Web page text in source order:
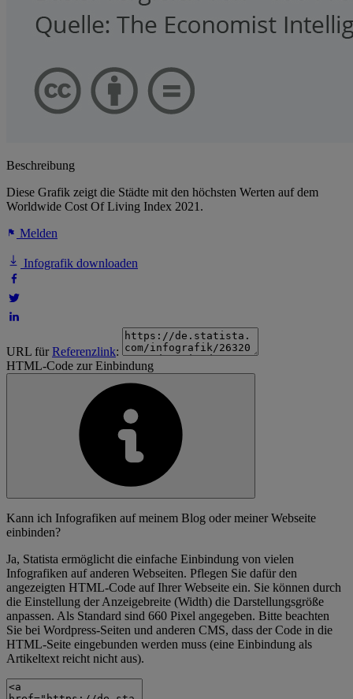
Beschreibung
Diese Grafik zeigt die Städte mit den höchsten Werten auf dem
Worldwide Cost Of Living Index 2021.
Melden
Infografik downloaden
URL fürReferenzlink:
HTML-Code zur Einbindung
Kann ich Infografiken auf meinem Blog oder meiner Webseite
einbinden?
Ja, Statista ermöglicht die einfache Einbindung von vielen
Infografiken auf anderen Webseiten. Pflegen Sie dafür den
angezeigten HTML-Code auf Ihrer Webseite ein. Sie können durch
die Einstellung der Anzeigebreite (Width) die Darstellungsgröße
anpassen. Als Standard sind 660 Pixel angegeben. Bitte beachten
Sie bei Wordpress-Seiten und anderen CMS, dass der Code in die
HTML-Seite eingebunden werden muss (eine Einbindung als
Artikeltext reicht nicht aus).